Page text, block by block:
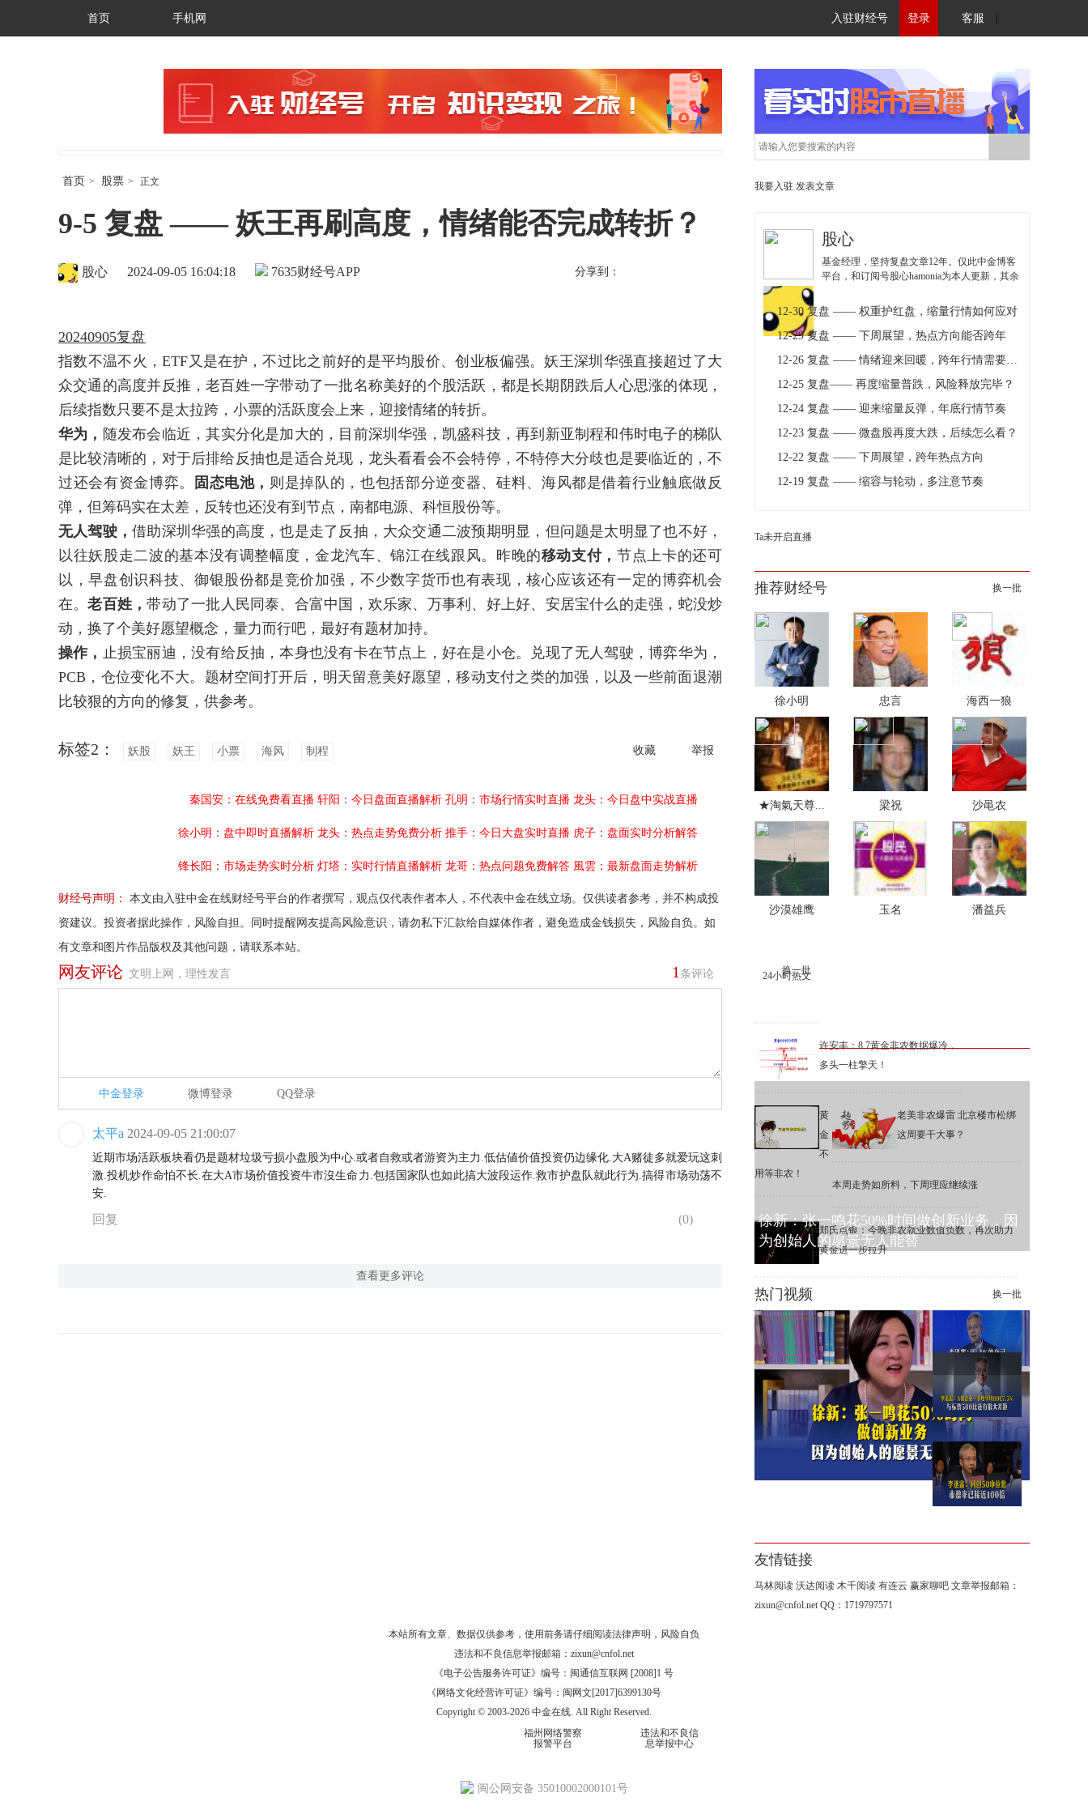
首页 手机网 入驻财经号 登录 客服
首页 > 股票 > 正文
9-5 复盘 —— 妖王再刷高度，情绪能否完成转折？
财经号APP
股心 2024-09-05 16:04:18 7635 分享到：
20240905复盘
指数不温不火，ETF又是在护，不过比之前好的是平均股价、创业板偏强。妖王深圳华强直接超过了大
众交通的高度并反推，老百姓一字带动了一批名称美好的个股活跃，都是长期阴跌后人心思涨的体现，
后续指数只要不是太拉跨，小票的活跃度会上来，迎接情绪的转折。
华为， 随发布会临近，其实分化是加大的，目前深圳华强，凯盛科技，再到新亚制程和伟时电子的梯队
是比较清晰的，对于后排给反抽也是适合兑现，龙头看看会不会特停，不特停大分歧也是要临近的，不
过还会有资金博弈。
固态电池， 则是掉队的，也包括部分逆变器、硅料、海风都是借着行业触底做反
弹，但筹码实在太差，反转也还没有到节点，南都电源、科恒股份等。
无人驾驶，借助深圳华强的高度，也是走了反抽，大众交通二波预期明显，但问题是太明显了也不好，
以往妖股走二波的基本没有调整幅度，金龙汽车、锦江在线跟风。昨晚的移动支付，节点上卡的还可
以，早盘创识科技、御银股份都是竞价加强，不少数字货币也有表现，核心应该还有一定的博弈机会
在。老百姓，带动了一批人民同泰、合富中国，欢乐家、万事利、好上好、安居宝什么的走强，蛇没炒
动，换了个美好愿望概念，量力而行吧，最好有题材加持。
操作， 止损宝丽迪，没有给反抽，本身也没有卡在节点上，好在是小仓。兑现了无人驾驶，博弈华为，
PCB，仓位变化不大。题材空间打开后，明天留意美好愿望，移动支付之类的加强，以及一些前面退潮
比较狠的方向的修复，供参考。
收藏 举报
标签2： 妖股 妖王 小票 海风 制程
秦国安：在线免费看直播 轩阳：今日盘面直播解析 孔明：市场行情实时直播 龙头：今日盘中实战直播
徐小明：盘中即时直播解析 龙头：热点走势免费分析 推手：今日大盘实时直播 虎子：盘面实时分析解答
锋长阳：市场走势实时分析 灯塔：实时行情直播解析 龙哥：热点问题免费解答 風雲：最新盘面走势解析
财经号声明：
本文由入驻中金在线财经号平台的作者撰写，观点仅代表作者本人，不代表中金在线立场。仅供读者参考，并不构成投
资建议。投资者据此操作，风险自担。同时提醒网友提高风险意识，请勿私下汇款给自媒体作者，避免造成金钱损失，风险自负。如
有文章和图片作品版权及其他问题，请联系本站。
1 条评论
网友评论 文明上网，理性发言
中金登录 微博登录 QQ登录
太平a 2024-09-05 21:00:07
近期市场活跃板块看仍是题材垃圾亏损小盘股为中心.或者自救或者游资为主力.低估値价值投资仍边缘化.大A赌徒多就爱玩这刺
激.投机炒作命怕不长.在大A市场价值投资牛市沒生命力.包括国家队也如此搞大波段运作.救市护盘队就此行为.搞得市场动荡不
安.
回复 (0)
查看更多评论
我要入驻 发表文章
股心
基金经理，坚持复盘文章12年。仅此中金博客
平台，和订阅号股心hamonia为本人更新，其余
12-30 复盘 —— 权重护红盘，缩量行情如何应对
12-29 复盘 —— 下周展望，热点方向能否跨年
12-26 复盘 —— 情绪迎来回暖，跨年行情需要聚焦
12-25 复盘—— 再度缩量普跌，风险释放完毕？
12-24 复盘 —— 迎来缩量反弹，年底行情节奏
12-23 复盘 —— 微盘股再度大跌，后续怎么看？
12-22 复盘 —— 下周展望，跨年热点方向
12-19 复盘 —— 缩容与轮动，多注意节奏
Ta未开启直播
推荐财经号 换一批
徐小明 忠言 海西一狼
★淘氣天尊... 梁祝 沙黾农
沙漠雄鹰 玉名 潘益兵
24小时热文
换一批
许安丰：8.7黄金非农数据爆冷，
多头一柱擎天！
黄
金
不
用等非农！
老美非农爆雷 北京楼市松绑
这周要干大事？
本周走势如所料，下周理应继续涨
郑氏点银：今晚非农就业数值负数，再次助力
黄金进一步拉升
热门视频 换一批
徐新：张一鸣花50%时间做创新业务，因
为创始人的愿景无人能替
李迅雷：6.3%的公司，撑起了
美股1万家公司的市值增长
李迅雷：A股一季度平均ROE
为7.5%，远低于标普500
李迅雷：科创50中位数市盈率
友情链接
马林阅读 沃达阅读 木千阅读 有连云 赢家聊吧 文章举报邮箱：
zixun@cnfol.net QQ：1719797571
本站所有文章、数据仅供参考，使用前务请仔细阅读法律声明 ，风险自负
违法和不良信息举报邮箱： zixun@cnfol.net
《电子公告服务许可证》编号：闽通信互联网 [2008]1 号
《网络文化经营许可证》编号：闽网文[2017]6399130号
Copyright © 2003-2026 中金在线. All Right Reserved.
福州网络警察
报警平台
违法和不良信
息举报中心
闽公网安备 35010002000101号